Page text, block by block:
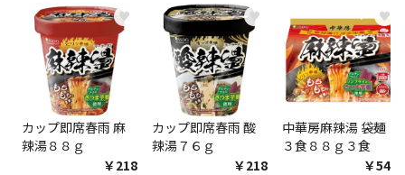
♥
カップ即席春雨 麻
辣湯８８ｇ
￥218
♥
カップ即席春雨 酸
辣湯７６ｇ
￥218
♥
中華房麻辣湯 袋麺
３食８８ｇ３食
￥548